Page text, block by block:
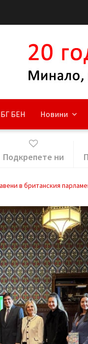
БЕН Новини
Подкрепете ни
в британския